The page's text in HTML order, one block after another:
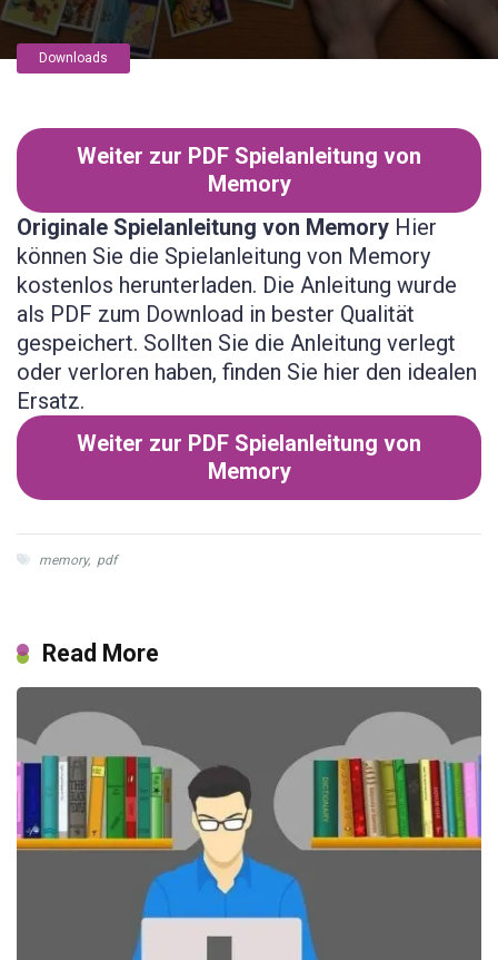
Downloads
Weiter zur PDF Spielanleitung von
Memory
Originale Spielanleitung von Memory Hier
können Sie die Spielanleitung von Memory
kostenlos herunterladen. Die Anleitung wurde
als PDF zum Download in bester Qualität
gespeichert. Sollten Sie die Anleitung verlegt
oder verloren haben, finden Sie hier den idealen
Ersatz.
Weiter zur PDF Spielanleitung von
Memory
memory, pdf
Read More